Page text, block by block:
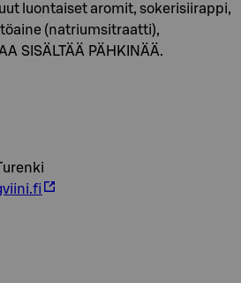
luontaiset aromit, sokerisiirappi,
(natriumsitraatti),
SISÄLTÄÄ PÄHKINÄÄ.